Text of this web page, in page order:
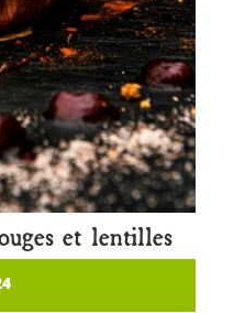
et lentilles